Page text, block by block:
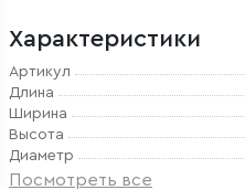
Характеристики
Артикул
Длина
Ширина
Высота
Диаметр
Посмотреть все